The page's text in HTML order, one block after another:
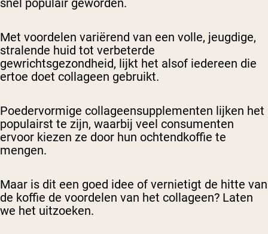
snel populair geworden.
Met voordelen variërend van een volle, jeugdige,
stralende huid tot verbeterde
gewrichtsgezondheid, lijkt het alsof iedereen die
ertoe doet collageen gebruikt.
Poedervormige collageensupplementen lijken het
populairst te zijn, waarbij veel consumenten
ervoor kiezen ze door hun ochtendkoffie te
mengen.
Maar is dit een goed idee of vernietigt de hitte van
de koffie de voordelen van het collageen? Laten
we het uitzoeken.